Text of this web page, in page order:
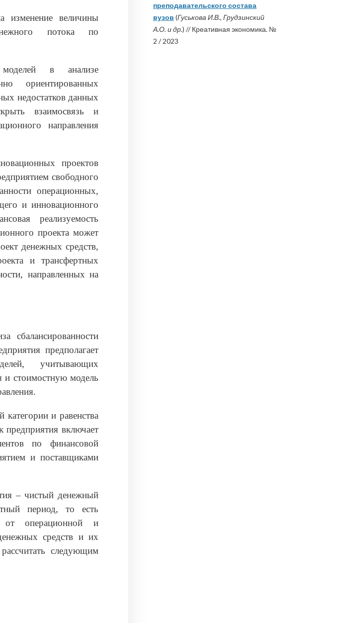
изменение величины
потока по
в анализе
ориентированных
недостатков данных
взаимосвязь и
направления
проектов
свободного
операционных,
и инновационного
реализуемость
проекта может
денежных средств,
и трансфертных
направленных на
сбалансированности
предполагает
учитывающих
и стоимостную модель
и равенства
предприятия включает
по финансовой
и поставщиками
– чистый денежный
период, то есть
от операционной и
средств и их
следующим
преподавательского состава
вузов (Гуськова И.В., Грудзинский
А.О. и др.) // Креативная экономика. №
2 / 2023